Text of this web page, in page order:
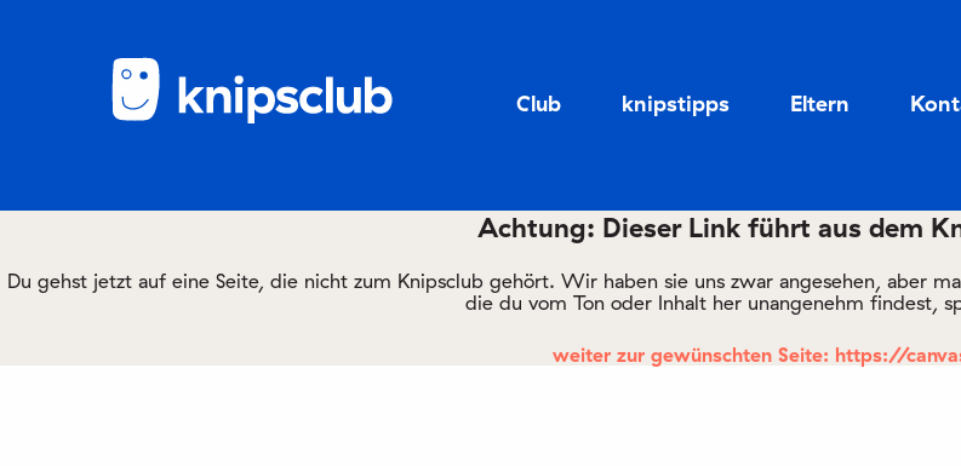
Club knipstipps Eltern
Achtung: Dieser Link führt aus dem
Du gehst jetzt auf eine Seite, die nicht zum Knipsclub gehört. Wir haben sie uns zwar angesehen, aber
die du vom Ton oder Inhalt her unangenehm findest,
weiter zur gewünschten Seite: https://